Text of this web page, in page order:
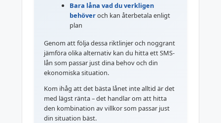
Bara låna vad du verkligen
behöveroch kan återbetala enligt
plan
Genom att följa dessa riktlinjer och noggrant
jämföra olika alternativ kan du hitta ett SMS-
lån som passar just dina behov och din
ekonomiska situation.
Kom ihåg att det bästa lånet inte alltid är det
med lägst ränta – det handlar om att hitta
den kombination av villkor som passar just
din situation bäst.